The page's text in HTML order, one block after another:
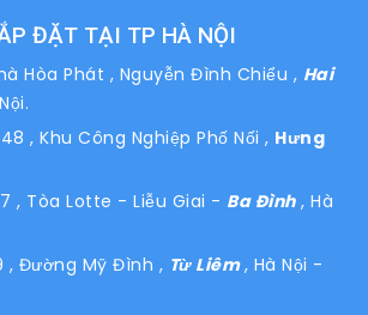
ĐẶT TẠI TP HÀ NỘI
Hòa Phát , Nguyễn Đình Chiểu , Hai
, Khu Công Nghiệp Phố Nối , Hưng
, Tòa Lotte - Liễu Giai - Ba Đình, Hà
, Đường Mỹ Đình , Từ Liêm, Hà Nội -